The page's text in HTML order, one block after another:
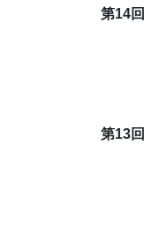
第14回
第13回